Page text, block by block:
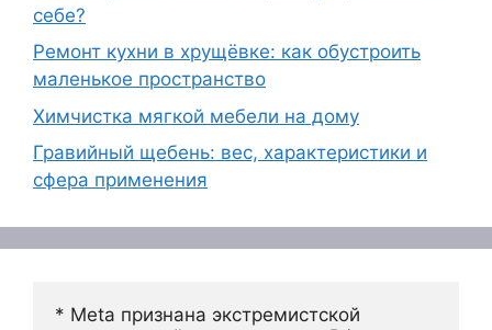
себе?
Ремонт кухни в хрущёвке: как обустроить
маленькое пространство
Химчистка мягкой мебели на дому
Гравийный щебень: вес, характеристики и
сфера применения
* Meta признана экстремистской